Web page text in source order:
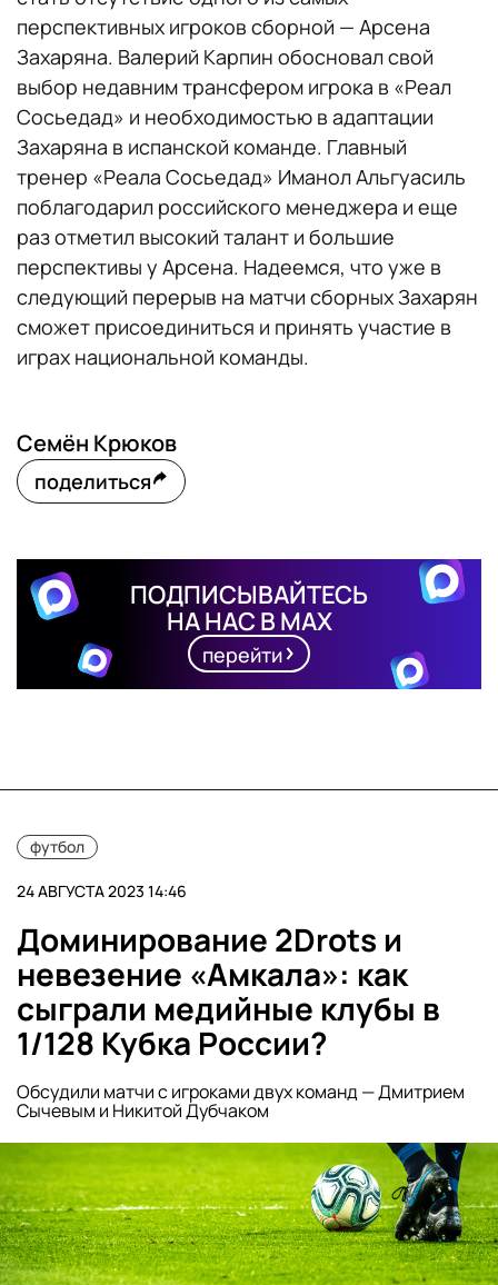
перспективных игроков сборной — Арсена
Захаряна. Валерий Карпин обосновал свой
выбор недавним трансфером игрока в «Реал
Сосьедад» и необходимостью в адаптации
Захаряна в испанской команде. Главный
тренер «Реала Сосьедад» Иманол Альгуасиль
поблагодарил российского менеджера и еще
раз отметил высокий талант и большие
перспективы у Арсена. Надеемся, что уже в
следующий перерыв на матчи сборных Захарян
сможет присоединиться и принять участие в
играх национальной команды.
Семён Крюков
поделиться
ПОДПИСЫВАЙТЕСЬ
НА НАС В MAX
перейти
футбол
24 АВГУСТА 2023 14:46
Доминирование 2Drots и
невезение «Амкала»: как
сыграли медийные клубы в
1/128 Кубка России?
Обсудили матчи с игроками двух команд — Дмитрием
Сычевым и Никитой Дубчаком